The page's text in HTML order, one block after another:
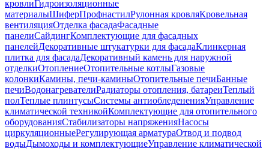
кровлиГидроизоляционные
материалыШиферПрофнастилРулонная кровляКровельная
вентиляцияОтделка фасадаФасадные
панелиСайдингКомплектующие для фасадных
панелейДекоративные штукатурки для фасадаКлинкерная
плитка для фасадаДекоративный камень для наружной
отделкиОтоплениеОтопительные котлыГазовые
колонкиКамины, печи-каминыОтопительные печиБанные
печиВодонагревателиРадиаторы отопления, батареиТеплый
полТеплые плинтусыСистемы антиобледененияУправление
климатической техникойКомплектующие для отопительного
оборудованияСтабилизаторы напряженияНасосы
циркуляционныеРегулирующая арматураОтвод и подвод
водыДымоходы и комплектующиеУправление климатической